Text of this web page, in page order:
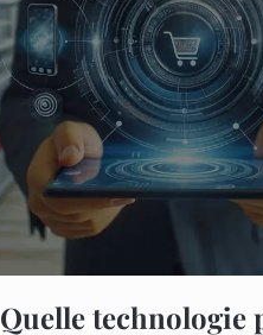
Quelle technologie